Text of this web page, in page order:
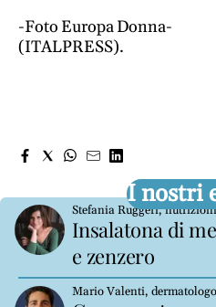
-Foto Europa Donna-
(ITALPRESS).
I nostri
Insalatona di
e zenzero
Stefania Ruggeri,
Mario Valenti, dermatologo